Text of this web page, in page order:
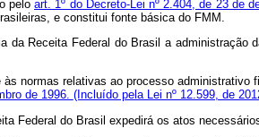
peloart. 1º do Decreto-Lei nº 2.404, de 23 de
e constitui fonte básica do FMM.
da Receita Federal do Brasil a
às normas relativas ao processo
de 1996. (Incluído pela Lei nº 12.599, de
Federal do Brasil expedirá os atos